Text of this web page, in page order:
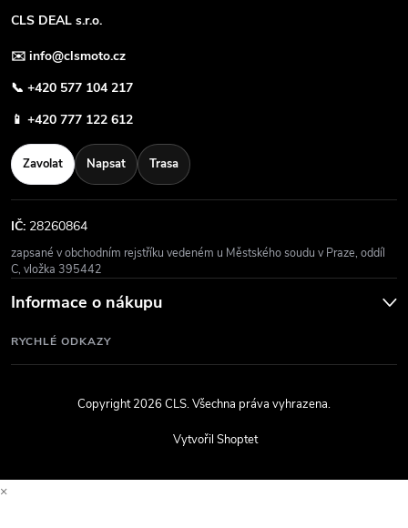
CLS DEAL s.r.o.
✉️ info@clsmoto.cz
📞 +420 577 104 217
📱 +420 777 122 612
Zavolat Napsat Trasa
IČ: 28260864
zapsané v obchodním rejstříku vedeném u Městského soudu v Praze, oddíl
C, vložka 395442
Informace o nákupu
RYCHLÉ ODKAZY
Vytvořil Shoptet
Copyright 2026CLS. Všechna práva vyhrazena.
×